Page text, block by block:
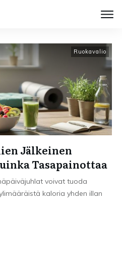
Ruokavalio
Jälkeinen
Tasapainottaa
voivat tuoda
kaloria yhden illan